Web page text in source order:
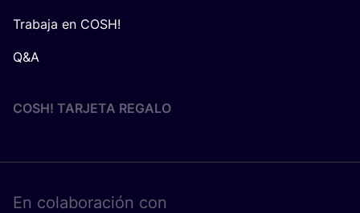
Trabaja en COSH!
Q&A
COSH! TARJETA REGALO
En cola­bo­ra­ción con